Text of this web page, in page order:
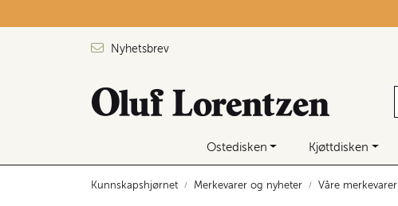
Nyhetsbrev
Ostedisken Kjøttdisken
Kunnskapshjørnet Merkevarer og nyheter Våre merkevarer